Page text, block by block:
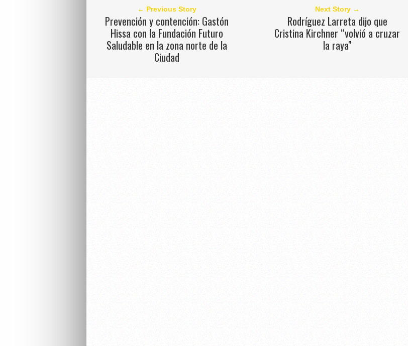
← Previous Story
Prevención y contención: Gastón
Hissa con la Fundación Futuro
Saludable en la zona norte de la
Ciudad
Next Story →
Rodríguez Larreta dijo que
Cristina Kirchner “volvió a cruzar
la raya"